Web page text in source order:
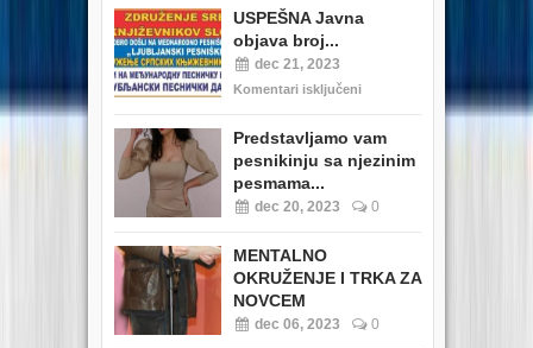
USPEŠNA Javna
objava broj...
dec 21, 2023
Komentari isključeni
Predstavljamo vam
pesnikinju sa njezinim
pesmama...
dec 20, 2023 0
MENTALNO
OKRUŽENJE I TRKA ZA
NOVCEM
dec 06, 2023 0